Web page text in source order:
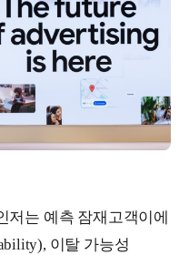
저는 예측 잠재고객이에
이탈 가능성